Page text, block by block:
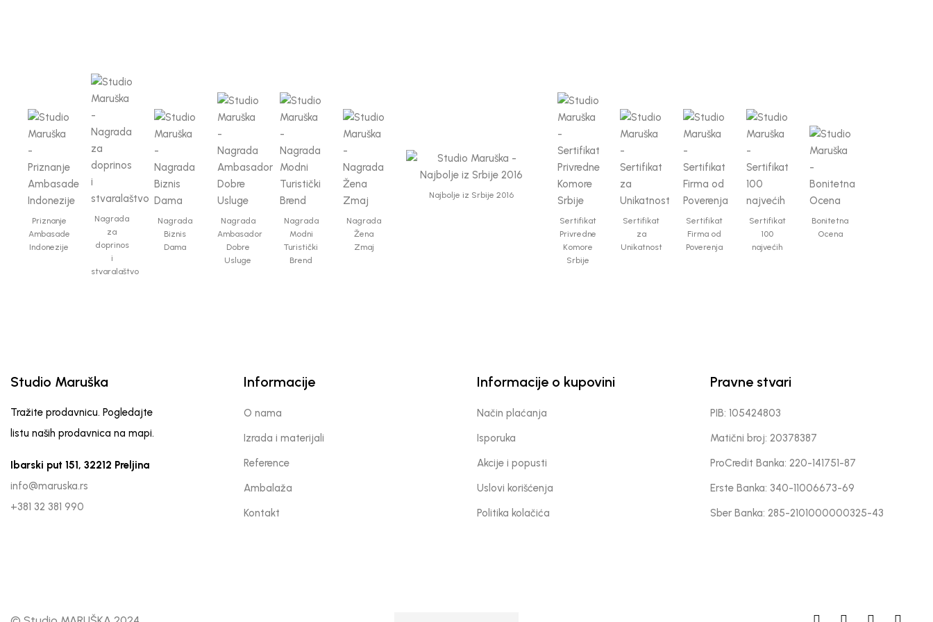
Priznanje
Ambasade
Indonezije
Nagrada
za
doprinos
i
stvaralaštvo
Nagrada
Biznis
Dama
Nagrada
Ambasador
Dobre
Usluge
Nagrada
Modni
Turistički
Brend
Nagrada
Žena
Zmaj
Najbolje iz Srbije 2016
Sertifikat
Privredne
Komore
Srbije
Sertifikat
za
Unikatnost
Sertifikat
Firma od
Poverenja
Sertifikat
100
najvećih
Bonitetna
Ocena
Studio Maruška
Tražite prodavnicu. Pogledajte
listu naših prodavnica na mapi.
Ibarski put 151, 32212 Preljina
info@maruska.rs
+381 32 381 990
Informacije
O nama
Izrada i materijali
Reference
Ambalaža
Kontakt
Informacije o kupovini
Način plaćanja
Isporuka
Akcije i popusti
Uslovi korišćenja
Politika kolačića
Pravne stvari
PIB: 105424803
Matični broj: 20378387
ProCredit Banka: 220-141751-87
Erste Banka: 340-11006673-69
Sber Banka: 285-2101000000325-43